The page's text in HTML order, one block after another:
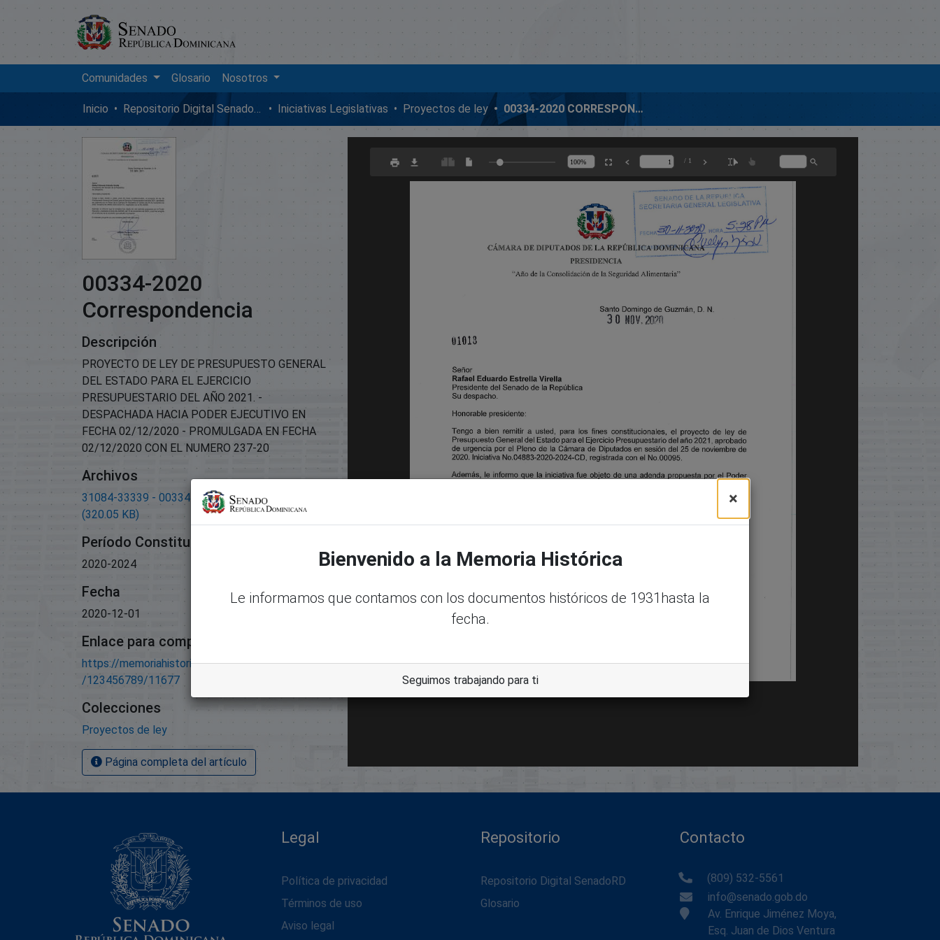
Comunidades Glosario Nosotros
Inicio Repositorio Digital SenadoRD Iniciativas Legislativas Proyectos de ley 00334-2020 CORRESPONDENCIA
00334-2020
Correspondencia
Descripción
PROYECTO DE LEY DE PRESUPUESTO GENERAL
DEL ESTADO PARA EL EJERCICIO
PRESUPUESTARIO DEL AÑO 2021. -
DESPACHADA HACIA PODER EJECUTIVO EN
FECHA 02/12/2020 - PROMULGADA EN FECHA
02/12/2020 CON EL NUMERO 237-20
Archivos
31084-33339 - 00334-2020 Correspondencia.pdf
(320.05 KB)
Período Constitucional
2020-2024
Fecha
2020-12-01
Enlace para compartir este artículo
https://memoriahistorica.senadord.gob.do/handle
/123456789/11677
Colecciones
Proyectos de ley
Página completa del artículo
Legal
Política de privacidad
Términos de uso
Aviso legal
Repositorio
Repositorio Digital SenadoRD
Glosario
Contacto
(809) 532-5561
info@senado.gob.do
Av. Enrique Jiménez Moya,
Esq. Juan de Dios Ventura
×
Bienvenido a la Memoria Histórica
Le informamos que contamos con los documentos históricos de 1931hasta la
fecha.
Seguimos trabajando para ti